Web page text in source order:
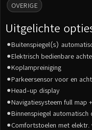
OVERIGE
Uitgelichte
Buitenspiegel(s)
Elektrisch bedienbare
Koplampreiniging
Parkeersensor voor en
Head-up display
Navigatiesysteem full map
Binnenspiegel automatisch
Comfortstoelen met elektr.